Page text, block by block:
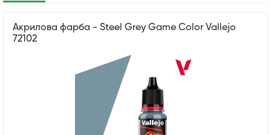
Акрилова фарба - Steel Grey Game Color Vallejo
72102